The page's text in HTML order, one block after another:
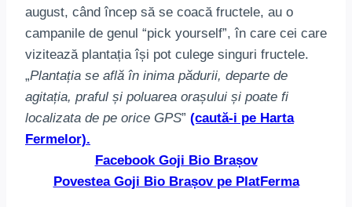
august, când încep să se coacă fructele, au o
campanile de genul “pick yourself”, în care cei care
vizitează plantația își pot culege singuri fructele.
„Plantația se află în inima pădurii, departe de
agitația, praful și poluarea orașului și poate fi
localizata de pe orice GPS” (caută-i pe Harta
Fermelor).
Facebook Goji Bio Brașov
Povestea Goji Bio Brașov pe PlatFerma